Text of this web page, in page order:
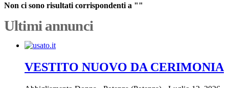
Non ci sono risultati corrispondenti a ""
Ultimi annunci
VESTITO NUOVO DA CERIMONIA